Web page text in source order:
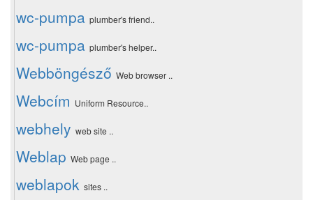
wc-pumpa plumber's friend..
wc-pumpa plumber's helper..
Webböngésző Web browser ..
Webcím Uniform Resource..
webhely web site ..
Weblap Web page ..
weblapok sites ..